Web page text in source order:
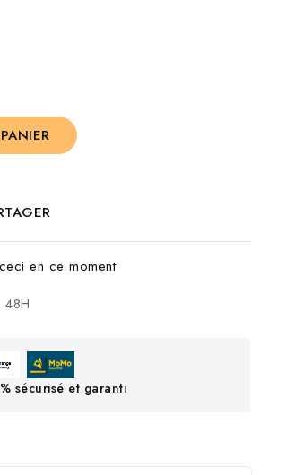
en ce moment
sécurisé et garanti